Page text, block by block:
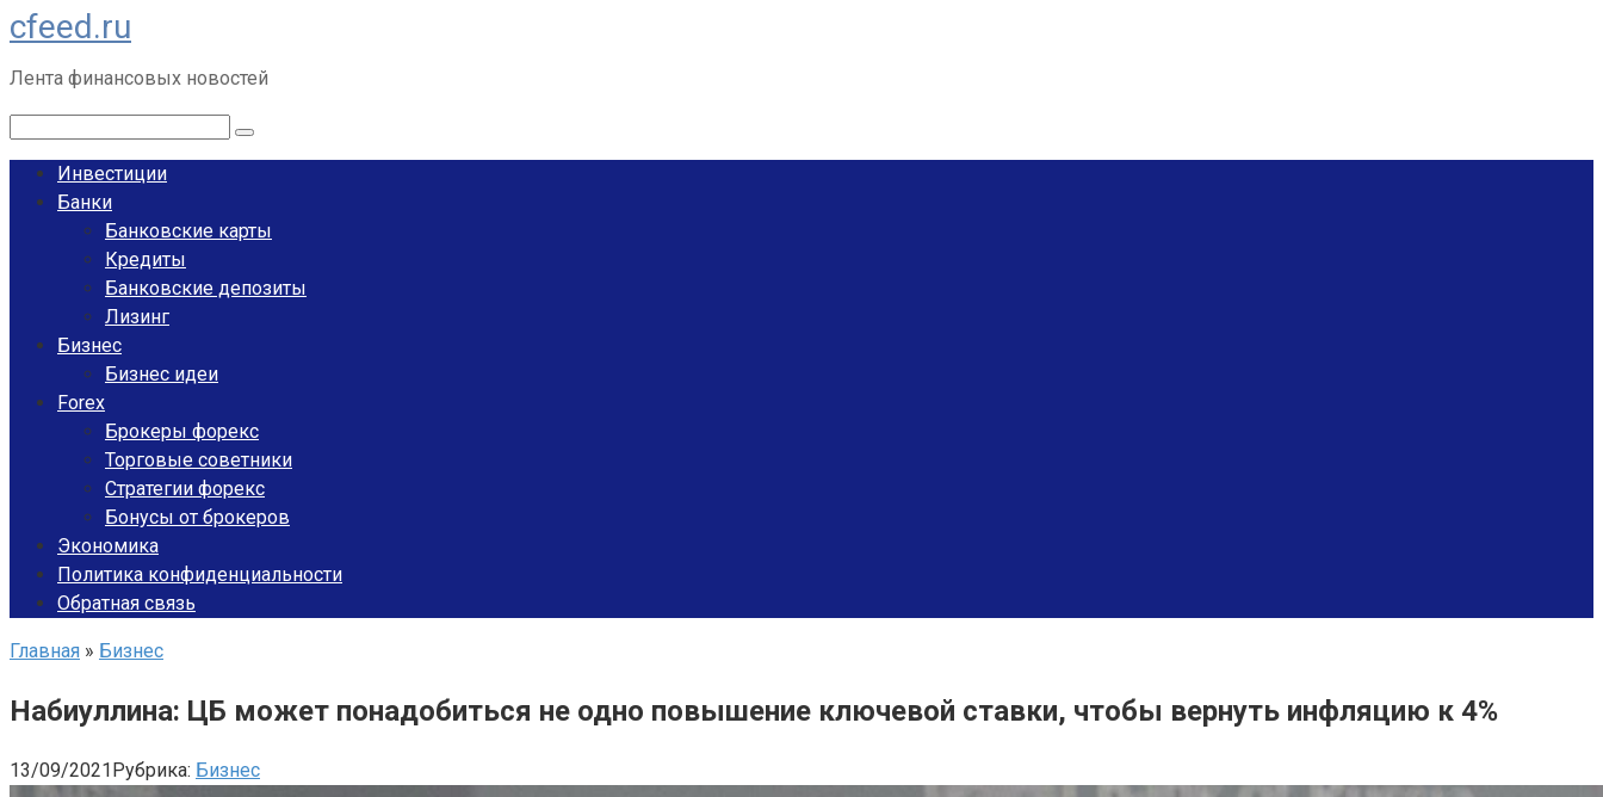
Перейти
к
контенту
cfeed.ru
Лента финансовых новостей
Инвестиции
Банки
Банковские карты
Кредиты
Банковские депозиты
Лизинг
Бизнес
Бизнес идеи
Forex
Брокеры форекс
Торговые советники
Стратегии форекс
Бонусы от брокеров
Экономика
Политика конфиденциальности
Обратная связь
Главная » Бизнес
Набиуллина: ЦБ может понадобиться не одно повышение ключевой ставки, чтобы вернуть инфляцию к 4%
13/09/2021Рубрика: Бизнес